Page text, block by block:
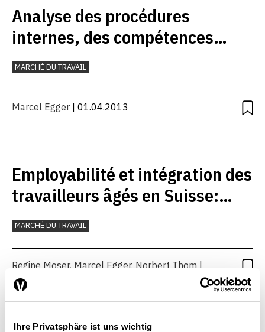
Ihre Privatsphäre ist uns wichtig
Analyse des procédures
internes, des compétences
ainsi que des systèmes
d’incitation et de conduite des
ORP
MARCHÉ DU TRAVAIL
Marcel Egger | 01.04.2013
Employabilité et intégration des
travailleurs âgés en Suisse:
état des lieux et conclusions
MARCHÉ DU TRAVAIL
Regine Moser, Marcel Egger, Norbert Thom |
01.01.2008